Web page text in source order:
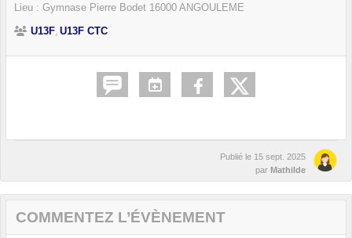
Lieu : Gymnase Pierre Bodet 16000 ANGOULEME
U13F U13F CTC
Publié le 15 sept. 2025
par Mathilde
COMMENTEZ L’ÉVÈNEMENT